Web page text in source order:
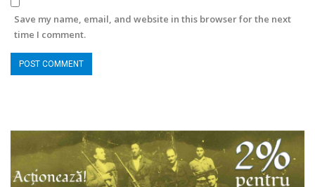
Save my name, email, and website in this browser for the next
time I comment.